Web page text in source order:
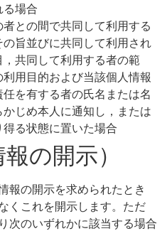
る場合
との間で共同して利用する
旨並びに共同して利用され
共同して利用する者の範
用目的および当該個人情報
を有する者の氏名または名
じめ本人に通知し，または
る状態に置いた場合
の開示）
報の開示を求められたとき
くこれを開示します。ただ
次のいずれかに該当する場合